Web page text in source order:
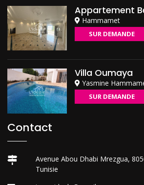
Appartement
Hammamet
SUR DEMANDE
Villa Oumaya
Yasmine
SUR DEMANDE
Contact
Avenue Abou Dhabi Mrezgua,
Tunisie